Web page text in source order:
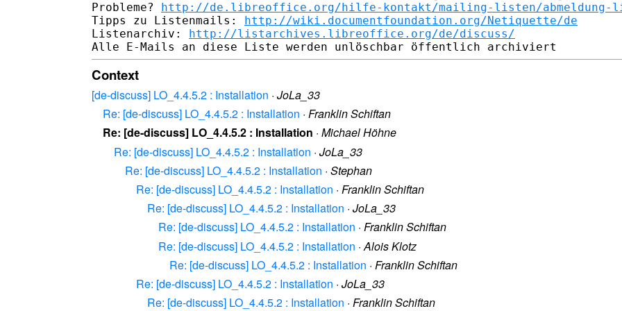
Probleme? http://de.libreoffice.org/hilfe-kontakt/mailing-listen/abmeldung-
Tipps zu Listenmails: http://wiki.documentfoundation.org/Netiquette/de
Listenarchiv: http://listarchives.libreoffice.org/de/discuss/
Context
[de-discuss] LO_4.4.5.2 : Installation · JoLa_33
Re: [de-discuss] LO_4.4.5.2 : Installation · Franklin Schiftan
Re: [de-discuss] LO_4.4.5.2 : Installation · Michael Höhne
Re: [de-discuss] LO_4.4.5.2 : Installation · JoLa_33
Re: [de-discuss] LO_4.4.5.2 : Installation · Stephan
Re: [de-discuss] LO_4.4.5.2 : Installation · Franklin Schiftan
Re: [de-discuss] LO_4.4.5.2 : Installation · JoLa_33
Re: [de-discuss] LO_4.4.5.2 : Installation · Franklin Schiftan
Re: [de-discuss] LO_4.4.5.2 : Installation · Alois Klotz
Re: [de-discuss] LO_4.4.5.2 : Installation · Franklin Schiftan
Re: [de-discuss] LO_4.4.5.2 : Installation · JoLa_33
Re: [de-discuss] LO_4.4.5.2 : Installation · Franklin Schiftan